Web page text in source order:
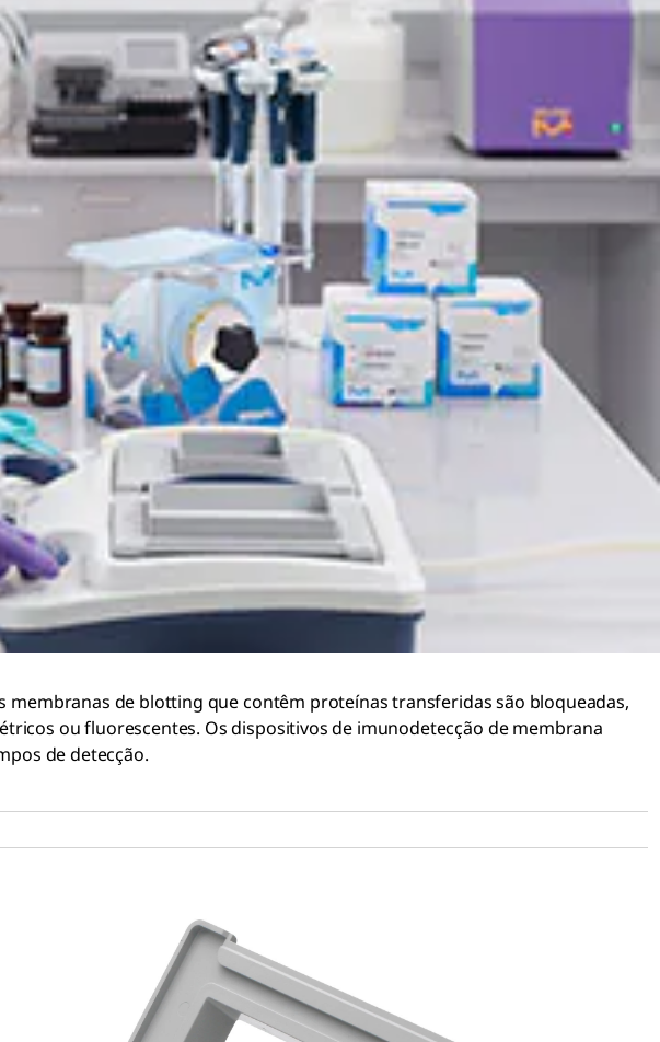
de blotting que contêm proteínas transferidas são bloqueadas,
ou fluorescentes. Os dispositivos de imunodetecção de membrana
de detecção.